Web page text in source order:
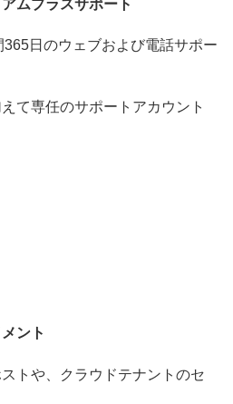
ムプラスサポート
日のウェブおよび電話サポー
て専任のサポートアカウント
ント
トや、クラウドテナントのセ